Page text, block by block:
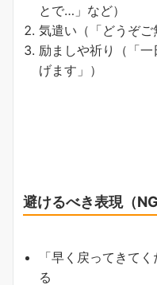
とで…」など）
気遣い（「どうぞご
励ましや祈り（「
げます」）
避けるべき表現（NG
「早く戻ってきて
る